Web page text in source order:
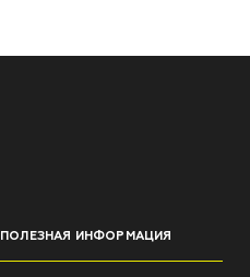
ПОЛЕЗНАЯ ИНФОРМАЦИЯ